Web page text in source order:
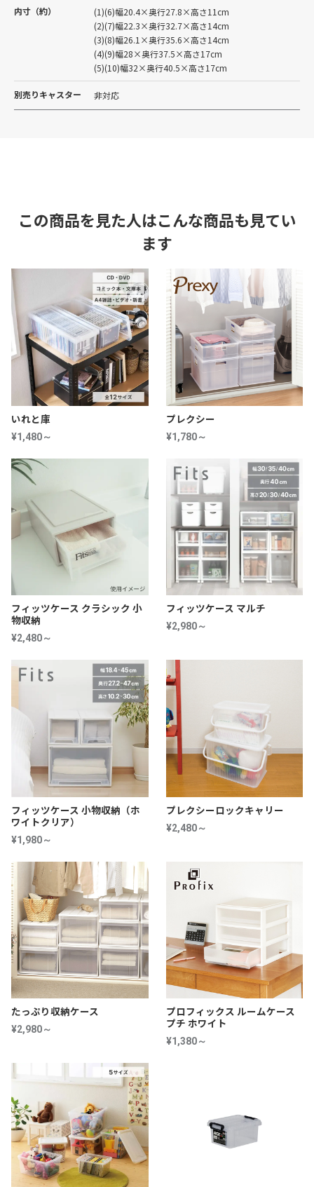
内寸（約）
(1)(6)幅20.4×奥行27.8×高さ11cm
(2)(7)幅22.3×奥行32.7×高さ14cm
(3)(8)幅26.1×奥行35.6×高さ14cm
(4)(9)幅28×奥行37.5×高さ17cm
(5)(10)幅32×奥行40.5×高さ17cm
別売りキャスター 非対応
この商品を見た人はこんな商品も見てい
ます
いれと庫
¥1,480～
プレクシー
¥1,780～
フィッツケース クラシック 小
物収納
¥2,480～
フィッツケース マルチ
¥2,980～
フィッツケース 小物収納（ホ
ワイトクリア）
¥1,980～
プレクシーロックキャリー
¥2,480～
たっぷり収納ケース
¥2,980～
プロフィックス ルームケース
プチ ホワイト
¥1,380～